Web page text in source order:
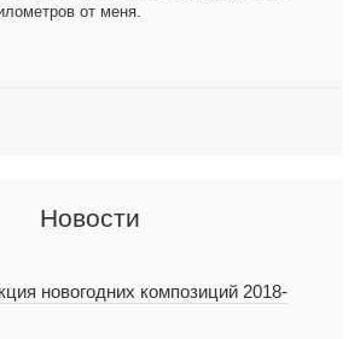
от меня.
Новости
новогодних композиций 2018-